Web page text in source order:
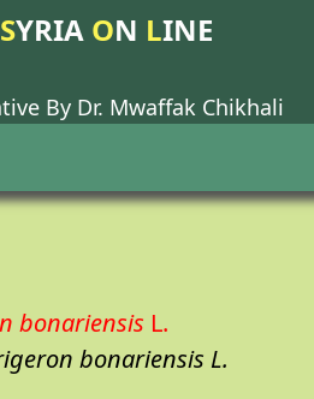
SYRIA ON LINE
By Dr. Mwaffak Chikhali
bonariensis L.
bonariensis L.